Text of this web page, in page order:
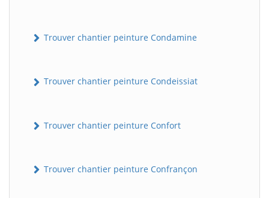
Trouver chantier peinture Condamine
Trouver chantier peinture Condeissiat
Trouver chantier peinture Confort
Trouver chantier peinture Confrançon
B Assistant en ligne